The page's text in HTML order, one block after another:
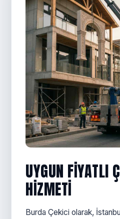
UYGUN FIYATLI
HIZMETI
Burda Çekici olarak,